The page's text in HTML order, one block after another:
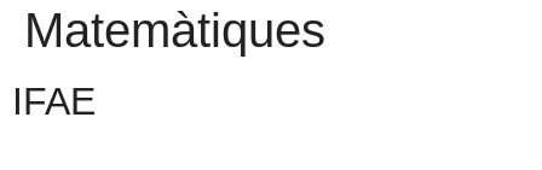
Matemàtiques
IFAE